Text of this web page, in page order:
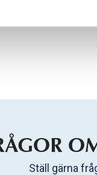
Ställ gärna